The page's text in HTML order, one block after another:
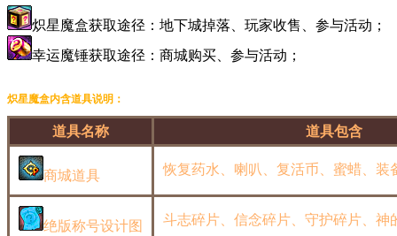
炽星魔盒获取途径：地下城掉落、玩家收售、参与活动；
幸运魔锤获取途径：商城购买、参与活动；
炽星魔盒内含道具说明：
道具名称 道具包含
商城道具 恢复药水、喇叭、复活币、蜜蜡、装
绝版称号设计图 斗志碎片、信念碎片、守护碎片、神